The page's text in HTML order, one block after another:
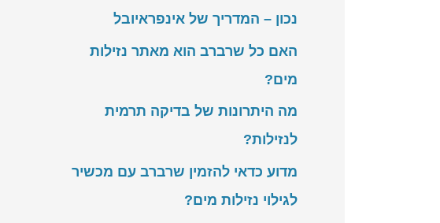
נכון – המדריך של אינפראיובל
האם כל שרברב הוא מאתר נזילות
מים?
מה היתרונות של בדיקה תרמית
לנזילות?
מדוע כדאי להזמין שרברב עם מכשיר
לגילוי נזילות מים?